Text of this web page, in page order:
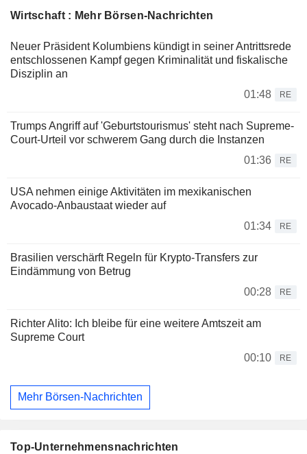
Wirtschaft : Mehr Börsen-Nachrichten
Neuer Präsident Kolumbiens kündigt in seiner Antrittsrede
entschlossenen Kampf gegen Kriminalität und fiskalische
Disziplin an
01:48
RE
Trumps Angriff auf 'Geburtstourismus' steht nach Supreme-
Court-Urteil vor schwerem Gang durch die Instanzen
01:36
RE
USA nehmen einige Aktivitäten im mexikanischen
Avocado-Anbaustaat wieder auf
01:34
RE
Brasilien verschärft Regeln für Krypto-Transfers zur
Eindämmung von Betrug
00:28
RE
Richter Alito: Ich bleibe für eine weitere Amtszeit am
Supreme Court
00:10
RE
Mehr Börsen-Nachrichten
Top-Unternehmensnachrichten